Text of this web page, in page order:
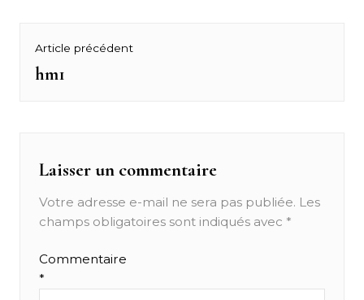
Navigation
de
Article précédent
Previous
hm1
Laisser un commentaire
Votre adresse e-mail ne sera pas publiée. Les
champs obligatoires sont indiqués avec *
Commentaire
*